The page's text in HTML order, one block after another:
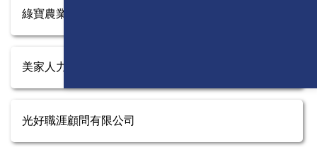
綠寶農業科技 股份有限公司
美家人力資源股份有限公司
光好職涯顧問有限公司